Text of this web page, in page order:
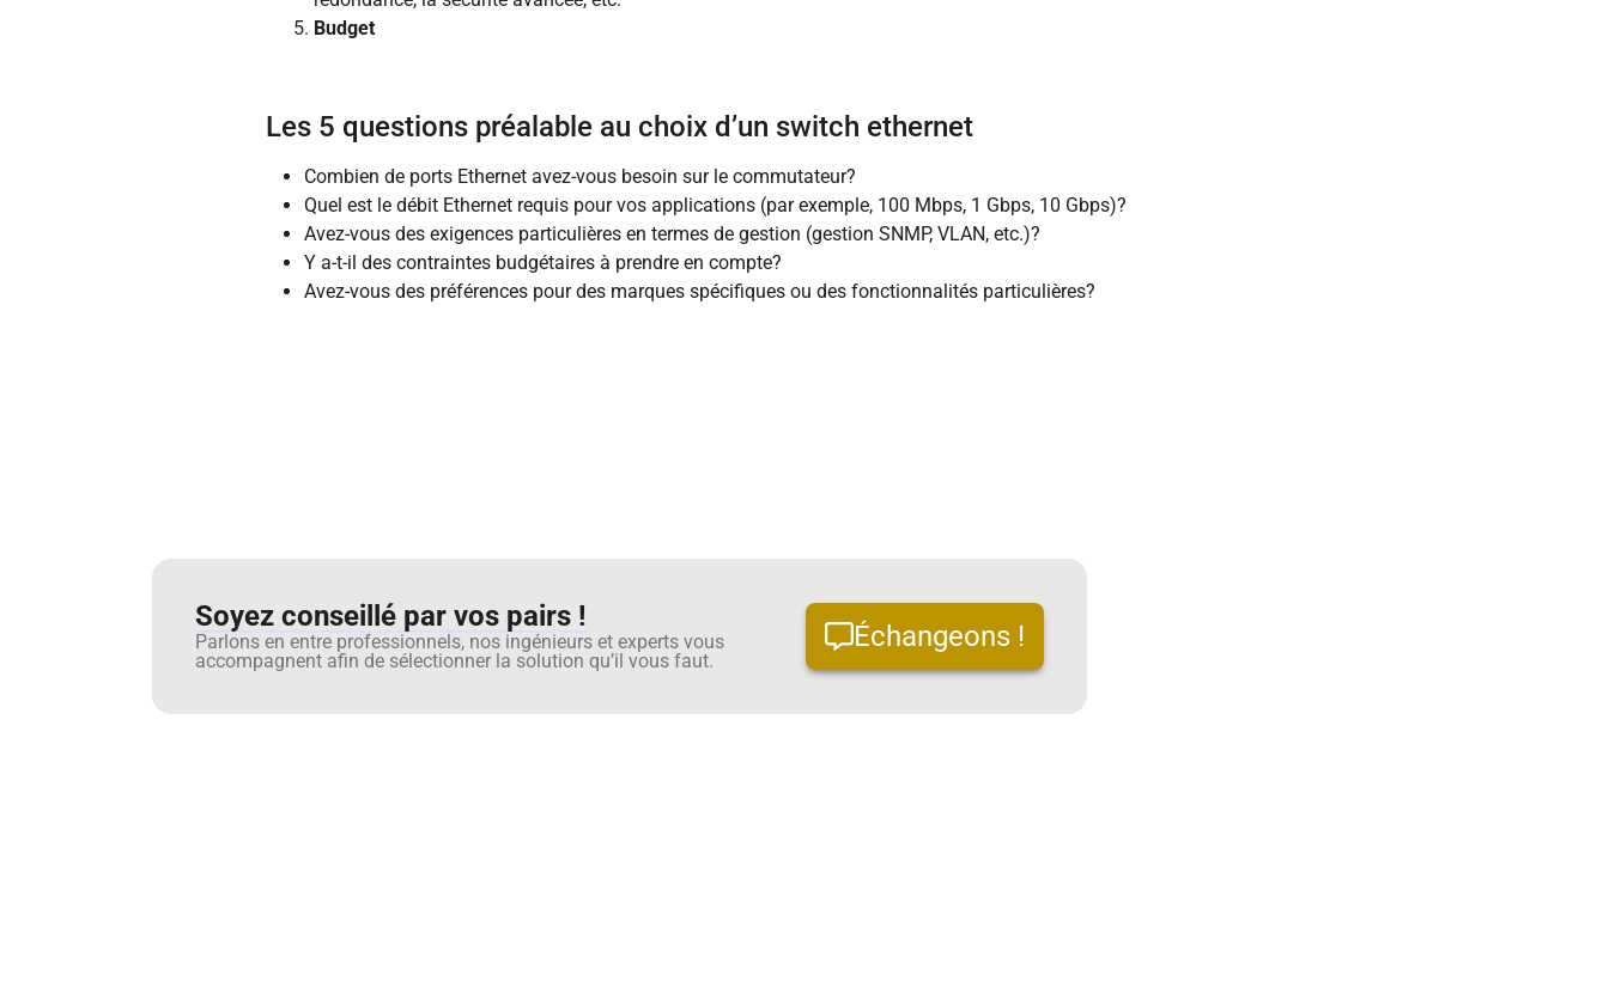
Budget
Les 5 questions préalable au choix d’un switch ethernet
Combien de ports Ethernet avez-vous besoin sur le commutateur?
Quel est le débit Ethernet requis pour vos applications (par exemple, 100 Mbps, 1 Gbps, 10 Gbps)?
Avez-vous des exigences particulières en termes de gestion (gestion SNMP, VLAN, etc.)?
Y a-t-il des contraintes budgétaires à prendre en compte?
Avez-vous des préférences pour des marques spécifiques ou des fonctionnalités particulières?
Soyez conseillé par vos pairs !
Parlons en entre professionnels, nos ingénieurs et experts vous
accompagnent afin de sélectionner la solution qu’il vous faut.
Échangeons !